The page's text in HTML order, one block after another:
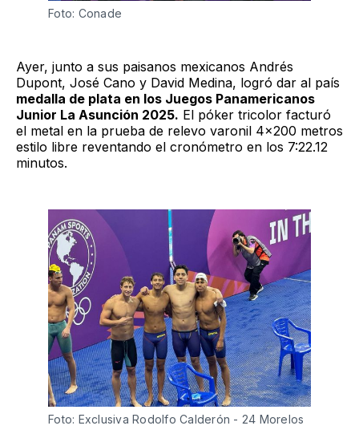
Foto: Conade
Ayer, junto a sus paisanos mexicanos Andrés
Dupont, José Cano y David Medina, logró dar al país
medalla de plata en los Juegos Panamericanos
Junior La Asunción 2025. El póker tricolor facturó
el metal en la prueba de relevo varonil 4x200 metros
estilo libre reventando el cronómetro en los 7:22.12
minutos.
Foto: Exclusiva Rodolfo Calderón - 24 Morelos